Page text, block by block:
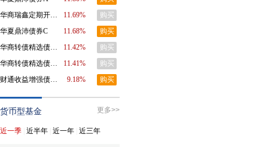
华商瑞鑫定期开放债券型证券投资基金
11.69%
购买
华夏鼎沛债券C
11.68%
购买
华商转债精选债券型证券投资基金A
11.42%
购买
华商转债精选债券型证券投资基金C
11.41%
购买
财通收益增强债券A
9.18% 购买
更多>>
货币型基金
近一季 近半年 近一年 近三年